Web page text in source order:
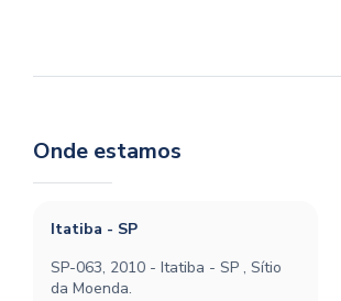
Onde estamos
Itatiba - SP
SP-063, 2010 - Itatiba - SP , Sítio
da Moenda.